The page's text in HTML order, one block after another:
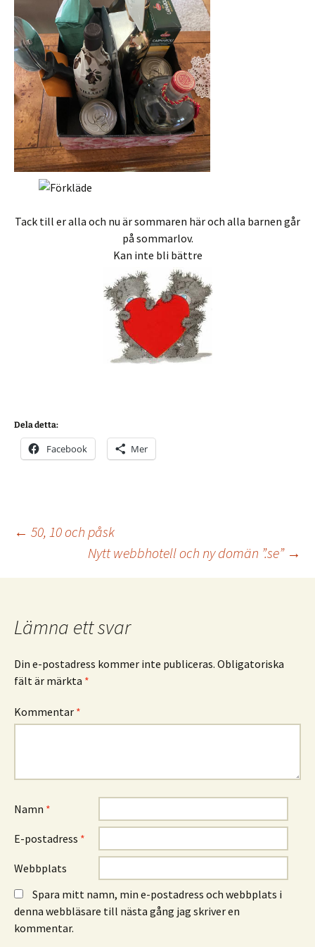
Tack till er alla och nu är sommaren här och alla barnen går
på sommarlov.
Kan inte bli bättre
Dela detta:
Facebook Mer
Inläggsnavigering
← 50, 10 och påsk
Nytt webbhotell och ny domän ”.se” →
Lämna ett svar
Din e-postadress kommer inte publiceras. Obligatoriska
fält är märkta *
Kommentar *
Namn *
E-postadress *
Webbplats
Spara mitt namn, min e-postadress och webbplats i
denna webbläsare till nästa gång jag skriver en
kommentar.